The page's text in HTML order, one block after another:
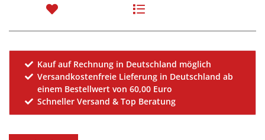
Kauf auf Rechnung in Deutschland möglich
Versandkostenfreie Lieferung in Deutschland ab
einem Bestellwert von 60,00 Euro
Schneller Versand & Top Beratung